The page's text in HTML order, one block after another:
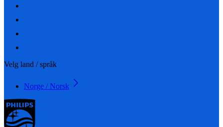
Velg land / språk
Norge / Norsk